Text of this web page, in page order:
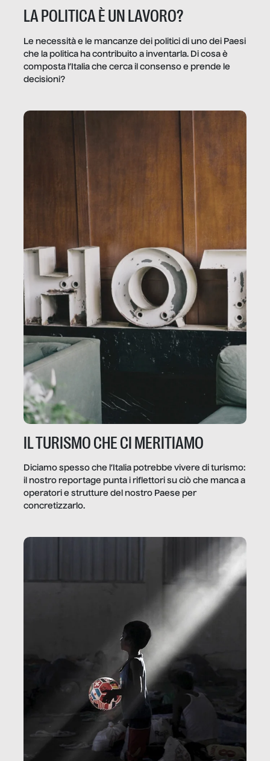
LA POLITICA È UN LAVORO?
Le necessità e le mancanze dei politici di uno dei Paesi
che la politica ha contribuito a inventarla. Di cosa è
composta l’Italia che cerca il consenso e prende le
decisioni?
IL TURISMO CHE CI MERITIAMO
Diciamo spesso che l’Italia potrebbe vivere di turismo:
il nostro reportage punta i riflettori su ciò che manca a
operatori e strutture del nostro Paese per
concretizzarlo.